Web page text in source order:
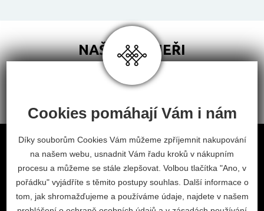
NAŠI PARTNEŘI
Obchodní podmínky
Odstoupení od smlouvy
Nastavení cookies
facebookinstagram
Cookies pomáhají Vám i nám
Díky souborům Cookies Vám můžeme zpříjemnit nakupování
na našem webu, usnadnit Vám řadu kroků v nákupním
procesu a můžeme se stále zlepšovat. Volbou tlačítka "Ano, v
pořádku" vyjádříte s těmito postupy souhlas. Další informace o
tom, jak shromažďujeme a používáme údaje, najdete v našem